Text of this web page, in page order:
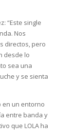
“Este single
Nos
directos, pero
desde lo
sea una
y se sienta
en un entorno
entre banda y
que LOLA ha